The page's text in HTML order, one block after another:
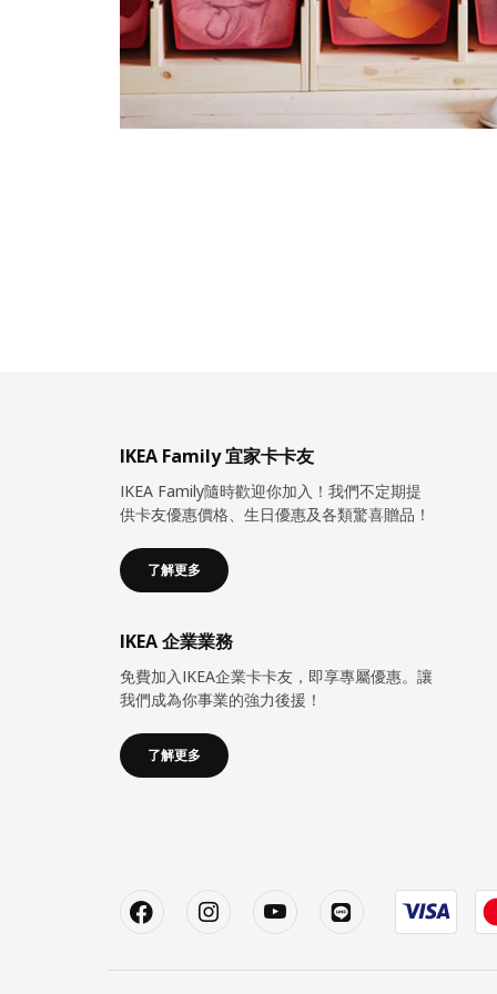
IKEA Family 宜家卡卡友
IKEA Family隨時歡迎你加入！我們不定期提
供卡友優惠價格、生日優惠及各類驚喜贈品！
了解更多
IKEA 企業業務
免費加入IKEA企業卡卡友，即享專屬優惠。讓
我們成為你事業的強力後援！
了解更多